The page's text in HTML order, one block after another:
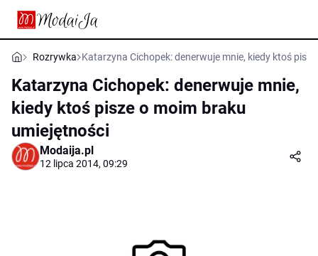
Rozrywka Katarzyna Cichopek: denerwuje mnie, kiedy ktoś
Katarzyna Cichopek: denerwuje mnie,
kiedy ktoś pisze o moim braku
umiejętności
Modaija.pl
12 lipca 2014, 09:29